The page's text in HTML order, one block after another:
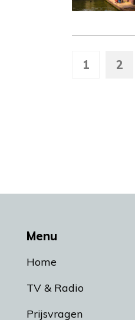
1 2
Menu
Home
TV & Radio
Prijsvragen